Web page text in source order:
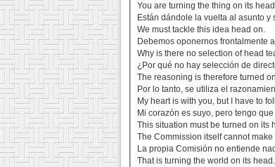
You are turning the thing on its
Están dándole la vuelta al asunto y
We must tackle this idea head on.
Debemos oponernos frontalmente
Why is there no selection of head
¿Por qué no hay selección de
The reasoning is therefore turned
Por lo tanto, se utiliza el
My heart is with you, but I have to
Mi corazón es suyo, pero tengo
This situation must be turned on its
The Commission itself cannot
La propia Comisión no entiende
That is turning the world on its head.